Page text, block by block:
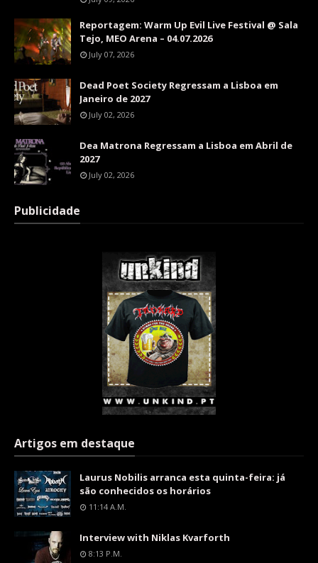
Reportagem: Warm Up Evil Live Festival @ Sala
Tejo, MEO Arena – 04.07.2026
July 07, 2026
Dead Poet Society Regressam a Lisboa em
Janeiro de 2027
July 02, 2026
Dea Matrona Regressam a Lisboa em Abril de
2027
July 02, 2026
Publicidade
Artigos em destaque
Laurus Nobilis arranca esta quinta-feira: já
são conhecidos os horários
11:14 A.m.
Interview with Niklas Kvarforth
8:13 P.m.